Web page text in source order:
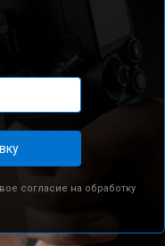
согласие на обработку